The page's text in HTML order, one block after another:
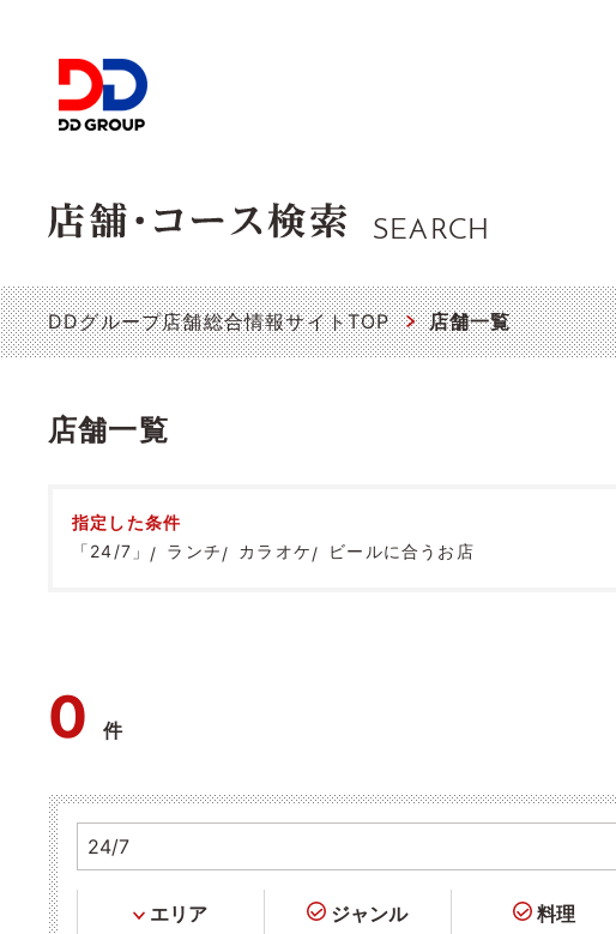
SEARCH
DDグループ店舗総合情報サイトTOP 店舗一覧
店舗一覧
指定した条件
「24/7」
ランチ カラオケ ビールに合うお店
0件
エリア ジャンル 料理